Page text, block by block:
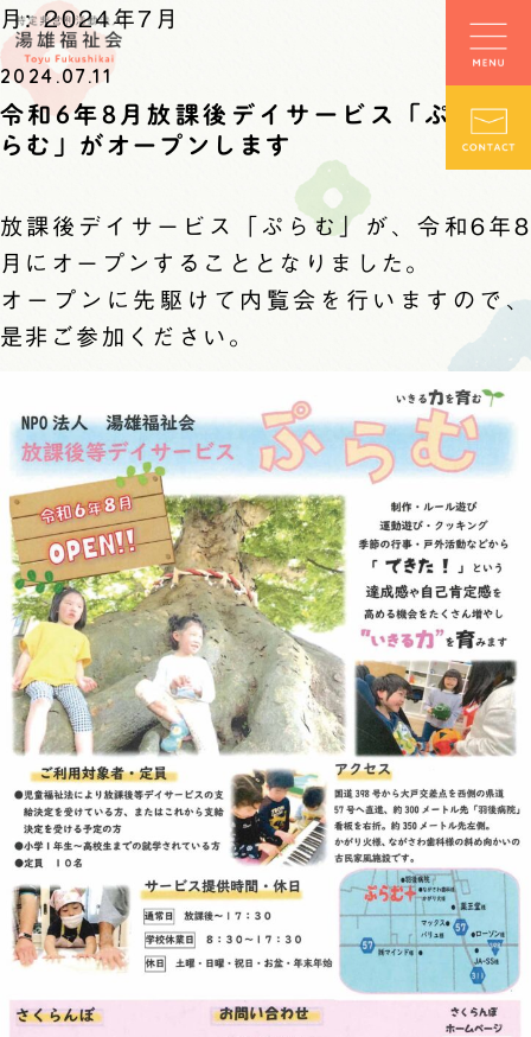
月:2024年7月
2024.07.11
令和6年8月放課後デイサービス「ぷ
らむ」がオープンします
放課後デイサービス「ぷらむ」が、令和6年8
月にオープンすることとなりました。
オープンに先駆けて内覧会を行いますので、
是非ご参加ください。